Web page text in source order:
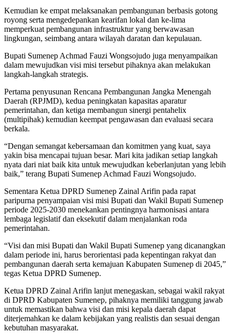
Kemudian ke empat melaksanakan pembangunan berbasis gotong
royong serta mengedepankan kearifan lokal dan ke-lima
memperkuat pembangunan infrastruktur yang berwawasan
lingkungan, seimbang antara wilayah daratan dan kepulauan.
Bupati Sumenep Achmad Fauzi Wongsojudo juga menyampaikan
dalam mewujudkan visi misi tersebut pihaknya akan melakukan
langkah-langkah strategis.
Pertama penyusunan Rencana Pembangunan Jangka Menengah
Daerah (RPJMD), kedua peningkatan kapasitas aparatur
pemerintahan, dan ketiga membangun sinergi pentahelix
(multipihak) kemudian keempat pengawasan dan evaluasi secara
berkala.
“Dengan semangat kebersamaan dan komitmen yang kuat, saya
yakin bisa mencapai tujuan besar. Mari kita jadikan setiap langkah
nyata dari niat baik kita untuk mewujudkan keberlanjutan yang lebih
baik,” terang Bupati Sumenep Achmad Fauzi Wongsojudo.
Sementara Ketua DPRD Sumenep Zainal Arifin pada rapat
paripurna penyampaian visi misi Bupati dan Wakil Bupati Sumenep
periode 2025-2030 menekankan pentingnya harmonisasi antara
lembaga legislatif dan eksekutif dalam menjalankan roda
pemerintahan.
“Visi dan misi Bupati dan Wakil Bupati Sumenep yang dicanangkan
dalam periode ini, harus berorientasi pada kepentingan rakyat dan
pembangunan daerah serta kemajuan Kabupaten Sumenep di 2045,”
tegas Ketua DPRD Sumenep.
Ketua DPRD Zainal Arifin lanjut menegaskan, sebagai wakil rakyat
di DPRD Kabupaten Sumenep, pihaknya memiliki tanggung jawab
untuk memastikan bahwa visi dan misi kepala daerah dapat
diterjemahkan ke dalam kebijakan yang realistis dan sesuai dengan
kebutuhan masyarakat.